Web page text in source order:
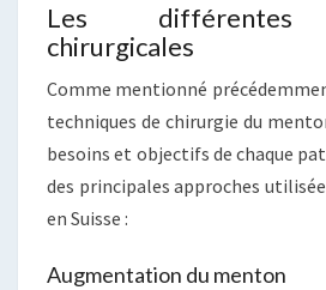
Les différentes
chirurgicales
Comme mentionné
techniques de chirurgie du
besoins et objectifs de chaque
des principales approches
en Suisse :
Augmentation du menton